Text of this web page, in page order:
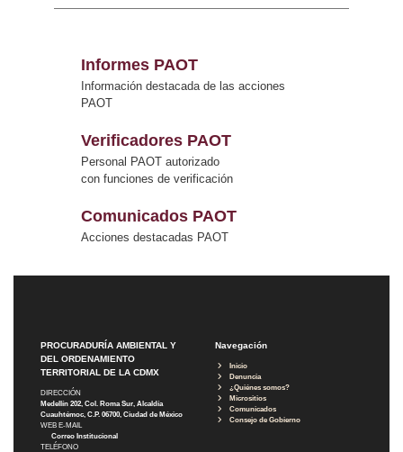
Informes PAOT
Información destacada de las acciones
PAOT
Verificadores PAOT
Personal PAOT autorizado
con funciones de verificación
Comunicados PAOT
Acciones destacadas PAOT
PROCURADURÍA AMBIENTAL Y
DEL ORDENAMIENTO
TERRITORIAL DE LA CDMX
DIRECCIÓN
Medellín 202, Col. Roma Sur, Alcaldía
Cuauhtémoc, C.P. 06700, Ciudad de México
WEB E-MAIL
Correo Institucional
TELÉFONO
Navegación
Inicio
Denuncia
¿Quiénes somos?
Micrositios
Comunicados
Consejo de Gobierno